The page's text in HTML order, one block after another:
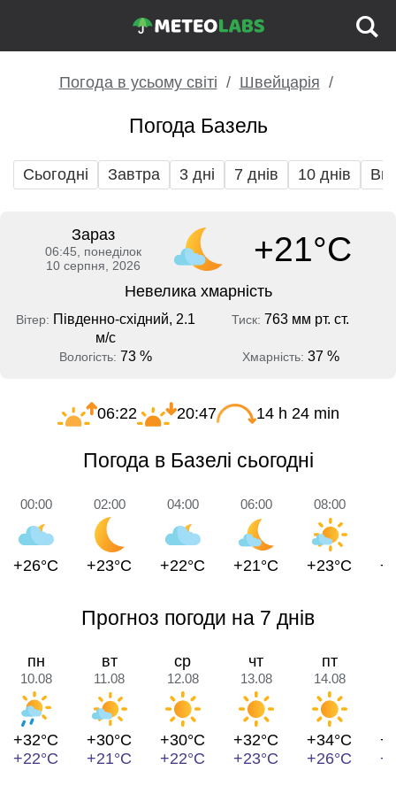
Погода в усьому світі Швейцарія
Погода Базель
Сьогодні Завтра 3 дні 7 днів 10 днів
Зараз
06:45, понеділок
10 серпня, 2026
+21°C
Невелика хмарність
Вітер: Південно-східний, 2.1
м/с
Тиск: 763 мм рт. ст.
Вологість: 73 % Хмарність: 37 %
06:22 20:47 14 h 24 min
Погода в Базелі сьогодні
00:00
+26°C
02:00
+23°C
04:00
+22°C
06:00
+21°C
08:00
+23°C
Прогноз погоди на 7 днів
пн
10.08
+32°C
+22°C
вт
11.08
+30°C
+21°C
ср
12.08
+30°C
+22°C
чт
13.08
+32°C
+23°C
пт
14.08
+34°C
+26°C